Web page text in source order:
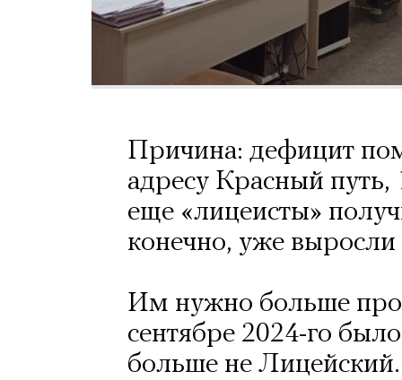
Причина: дефицит
адресу Красный путь,
еще «лицеисты»
конечно, уже выросли
Им нужно больше
сентябре 2024-го
больше не